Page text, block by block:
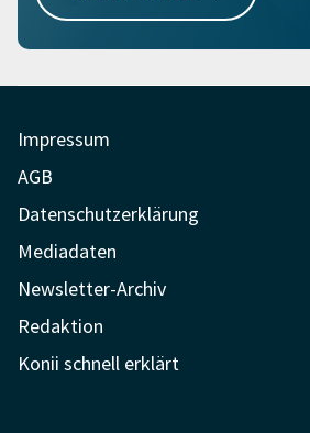
Impressum
AGB
Datenschutzerklärung
Mediadaten
Newsletter-Archiv
Redaktion
Konii schnell erklärt